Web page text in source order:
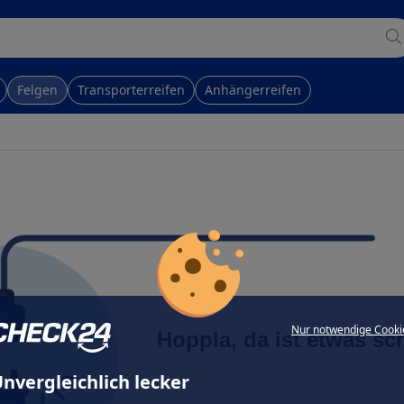
Nur notwendige
lecker
Felgen Transporterreifen Anhängerreifen
Hoppla, da ist etwas